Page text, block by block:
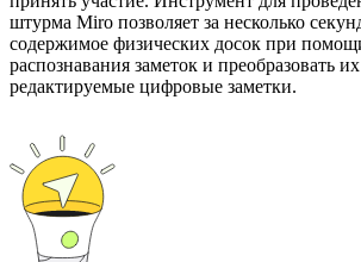
штурма Miro позволяет за несколько
содержимое физических досок при
распознавания заметок и преобразовать
редактируемые цифровые заметки.